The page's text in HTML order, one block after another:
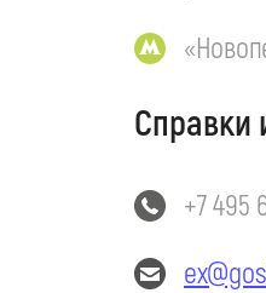
Справки
+7 495